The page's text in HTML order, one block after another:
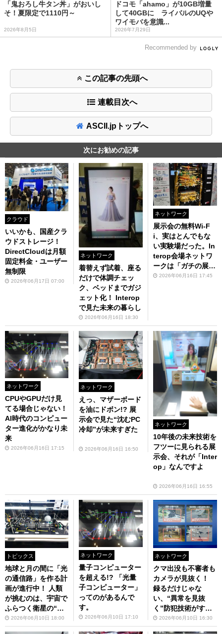
「鬼おろし牛タン丼」がおいし
そ！夏限定で1110円～
2026年8月5日
ドコモ「ahamo」が10GB増量
して40GBに ライバルのUQや
ワイモバを意識...
2026年7月29日
Recommended by
この記事の先頭へ
連載目次へ
ASCII.jpトップへ
次にお勧めの記事
クラウド
いいかも、国産クラ
ウドストレージ！
DirectCloudは月額
固定料金・ユーザー
無制限
2026年06月17日 07:00
ネットワーク
着替えず試着、座る
だけで体調チェッ
ク、ベッドまでガジ
ェット化！ Interop
で見た未来の暮らし
2026年06月16日 18:30
ネットワーク
展示会の無料Wi-F
i、実はとんでもな
い実験場だった。In
terop会場ネットワ
ークは「ガチの展
示」2026年06月16日 17:45
ネットワーク
CPUやGPUだけ見
てる場合じゃない！
AI時代のコンピュー
ター進化がかなり未
来
2026年06月16日 17:15
ネットワーク
えっ、マザーボード
を油にドボン!? 展
示会で見た“沈むPC
冷却”が未来すぎた
2026年06月16日 16:50
ネットワーク
10年後の未来技術を
フツーに見られる展
示会、それが「Inter
op」なんですよ
2026年06月16日 16:55
トピックス
地球と月の間に「光
の通信路」を作る計
画が進行中！ 人類
が挑むのは、宇宙で
ふらつく衛星の“ブ
レ”……？
2026年06月10日 18:00
ネットワーク
量子コンピューター
を超える!? 「光量
子コンピューター」
ってのがあるんで
す。
2026年06月10日 17:10
ネットワーク
クマ出没も不審者も
カメラが見抜く！
録るだけじゃな
い、“異常を見抜
く”防犯技術がすご
い2026年06月10日 16:30